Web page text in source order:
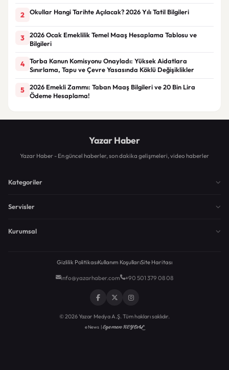
2 Okullar Hangi Tarihte Açılacak? 2026 Yılı Tatil Bilgileri
3
2026 Ocak Emeklilik Temel Maaş Hesaplama Tablosu ve
Bilgileri
4
Torba Kanun Komisyonu Onayladı: Yüksek Aidatlara
Sınırlama, Tapu ve Çevre Yasasında Köklü Değişiklikler
5
2026 Emekli Zammı: Taban Maaş Bilgileri ve 20 Bin Lira
Ödeme Hesaplama!
Yazar Haber
Yazar Haber - En güncel haberler, son dakika gelişmeleri, video haberler
Kategoriler
Servisler
Kurumsal
Gizlilik PolitikasıKullanım KoşullarıSite Haritası
info@yazarhaber.com +90 501 379 08 08
© 2026 Yazar Medya A.Ş. Tüm hakları saklıdır.
eNews |Egemen KEYDAL